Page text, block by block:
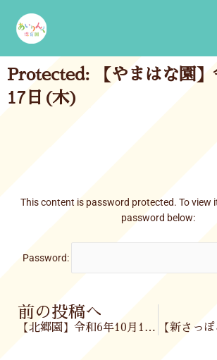
content
Protected: 【やまはな園】
17日(木)
This content is password protected. To view
password below:
Password:
Prev
前の投稿へ
【北郷園】令和6年10月17日(木)